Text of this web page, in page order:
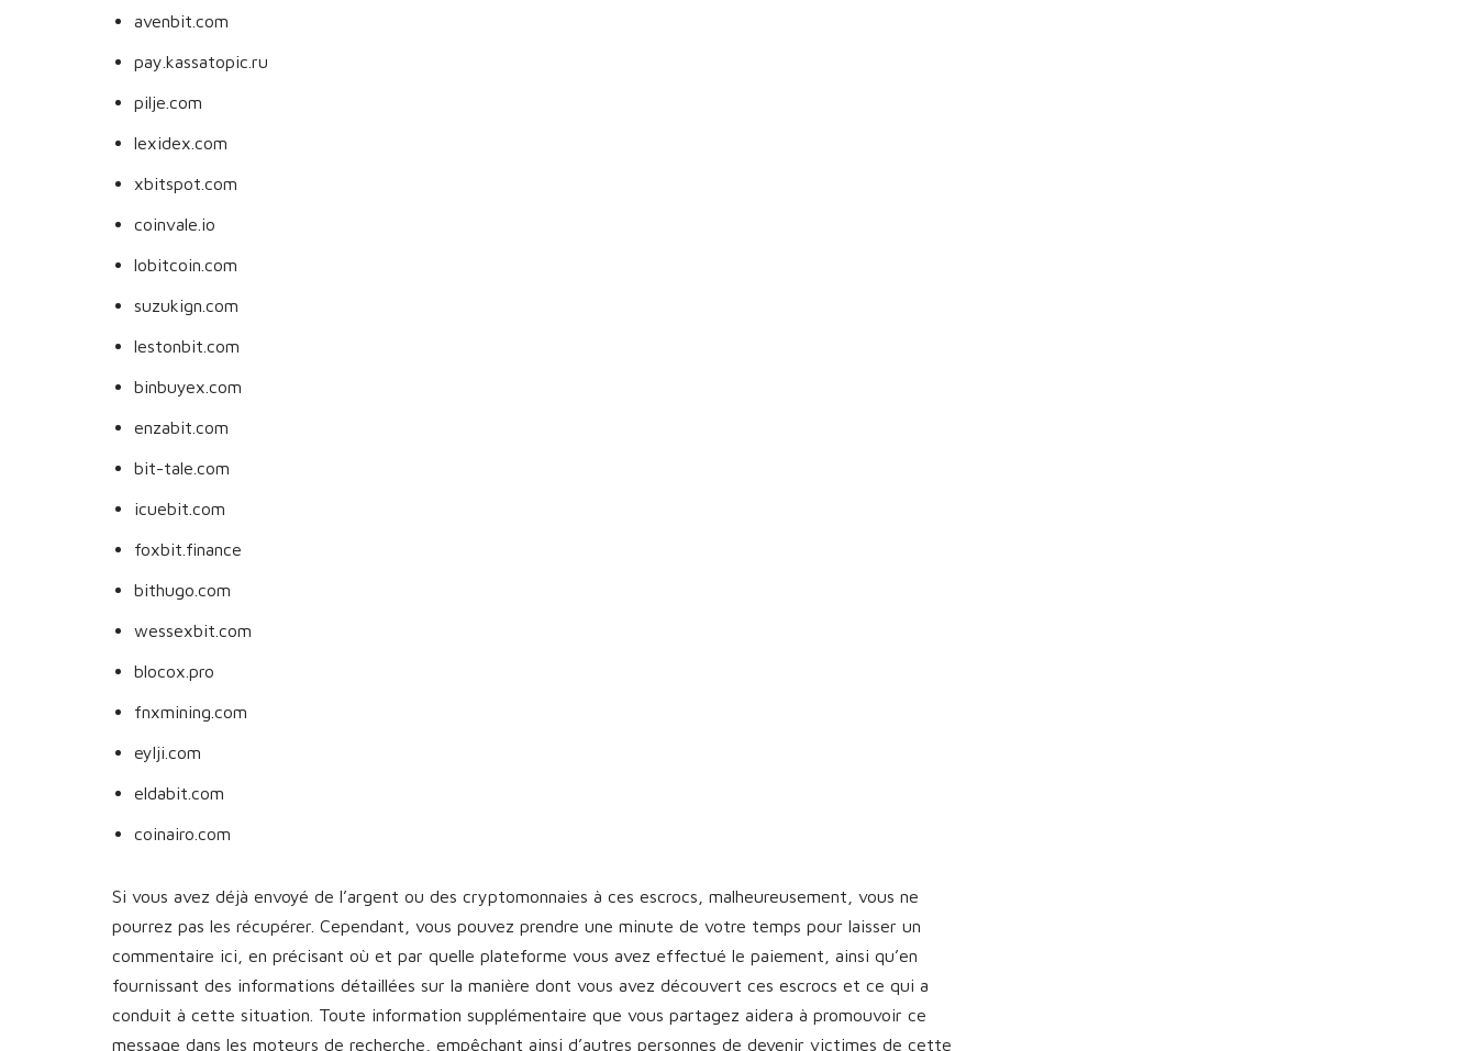
avenbit.com
pay.kassatopic.ru
pilje.com
lexidex.com
xbitspot.com
coinvale.io
lobitcoin.com
suzukign.com
lestonbit.com
binbuyex.com
enzabit.com
bit-tale.com
icuebit.com
foxbit.finance
bithugo.com
wessexbit.com
blocox.pro
fnxmining.com
eylji.com
eldabit.com
coinairo.com
Si vous avez déjà envoyé de l’argent ou des cryptomonnaies à ces escrocs, malheureusement, vous ne
pourrez pas les récupérer. Cependant, vous pouvez prendre une minute de votre temps pour laisser un
commentaire ici, en précisant où et par quelle plateforme vous avez effectué le paiement, ainsi qu’en
fournissant des informations détaillées sur la manière dont vous avez découvert ces escrocs et ce qui a
conduit à cette situation. Toute information supplémentaire que vous partagez aidera à promouvoir ce
message dans les moteurs de recherche, empêchant ainsi d’autres personnes de devenir victimes de cette